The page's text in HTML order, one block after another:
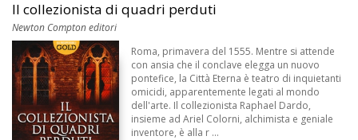
Il collezionista di quadri perduti
Newton Compton editori
Roma, primavera del 1555. Mentre si attende
con ansia che il conclave elegga un nuovo
pontefice, la Città Eterna è teatro di inquietanti
omicidi, apparentemente legati al mondo
dell'arte. Il collezionista Raphael Dardo,
insieme ad Ariel Colorni, alchimista e geniale
inventore, è alla r ...